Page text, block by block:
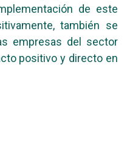
de este
también se
empresas del sector
positivo y directo en